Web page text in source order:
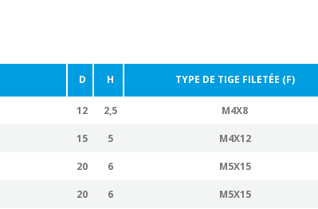
D H TYPE DE TIGE FILETÉE (F)
12 2,5 M4X8
15 5 M4X12
20 6 M5X15
20 6 M5X15